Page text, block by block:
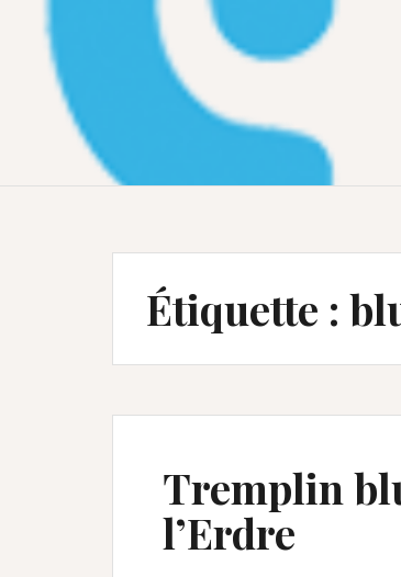
Étiquette :
Tremplin
l’Erdre